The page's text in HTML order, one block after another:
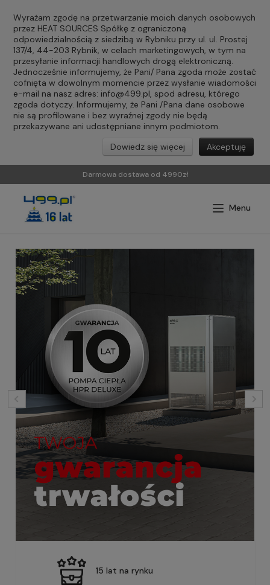
Wyrażam zgodę na przetwarzanie moich danych osobowych
przez HEAT SOURCES Spółkę z ograniczoną
odpowiedzialnością z siedzibą w Rybniku przy ul. ul. Prostej
137/4, 44-203 Rybnik, w celach marketingowych, w tym na
przesyłanie informacji handlowych drogą elektroniczną.
Jednocześnie informujemy, że Pani/ Pana zgoda może zostać
cofnięta w dowolnym momencie przez wysłanie wiadomości
e-mail na nasz adres: info@499.pl, spod adresu, którego
zgoda dotyczy. Informujemy, że Pani /Pana dane osobowe
nie są profilowane i bez wyraźnej zgody nie będą
przekazywane ani udostępniane innym podmiotom.
Akceptuję
Dowiedz się więcej
Darmowa dostawa od 4990zł
15 lat na rynku